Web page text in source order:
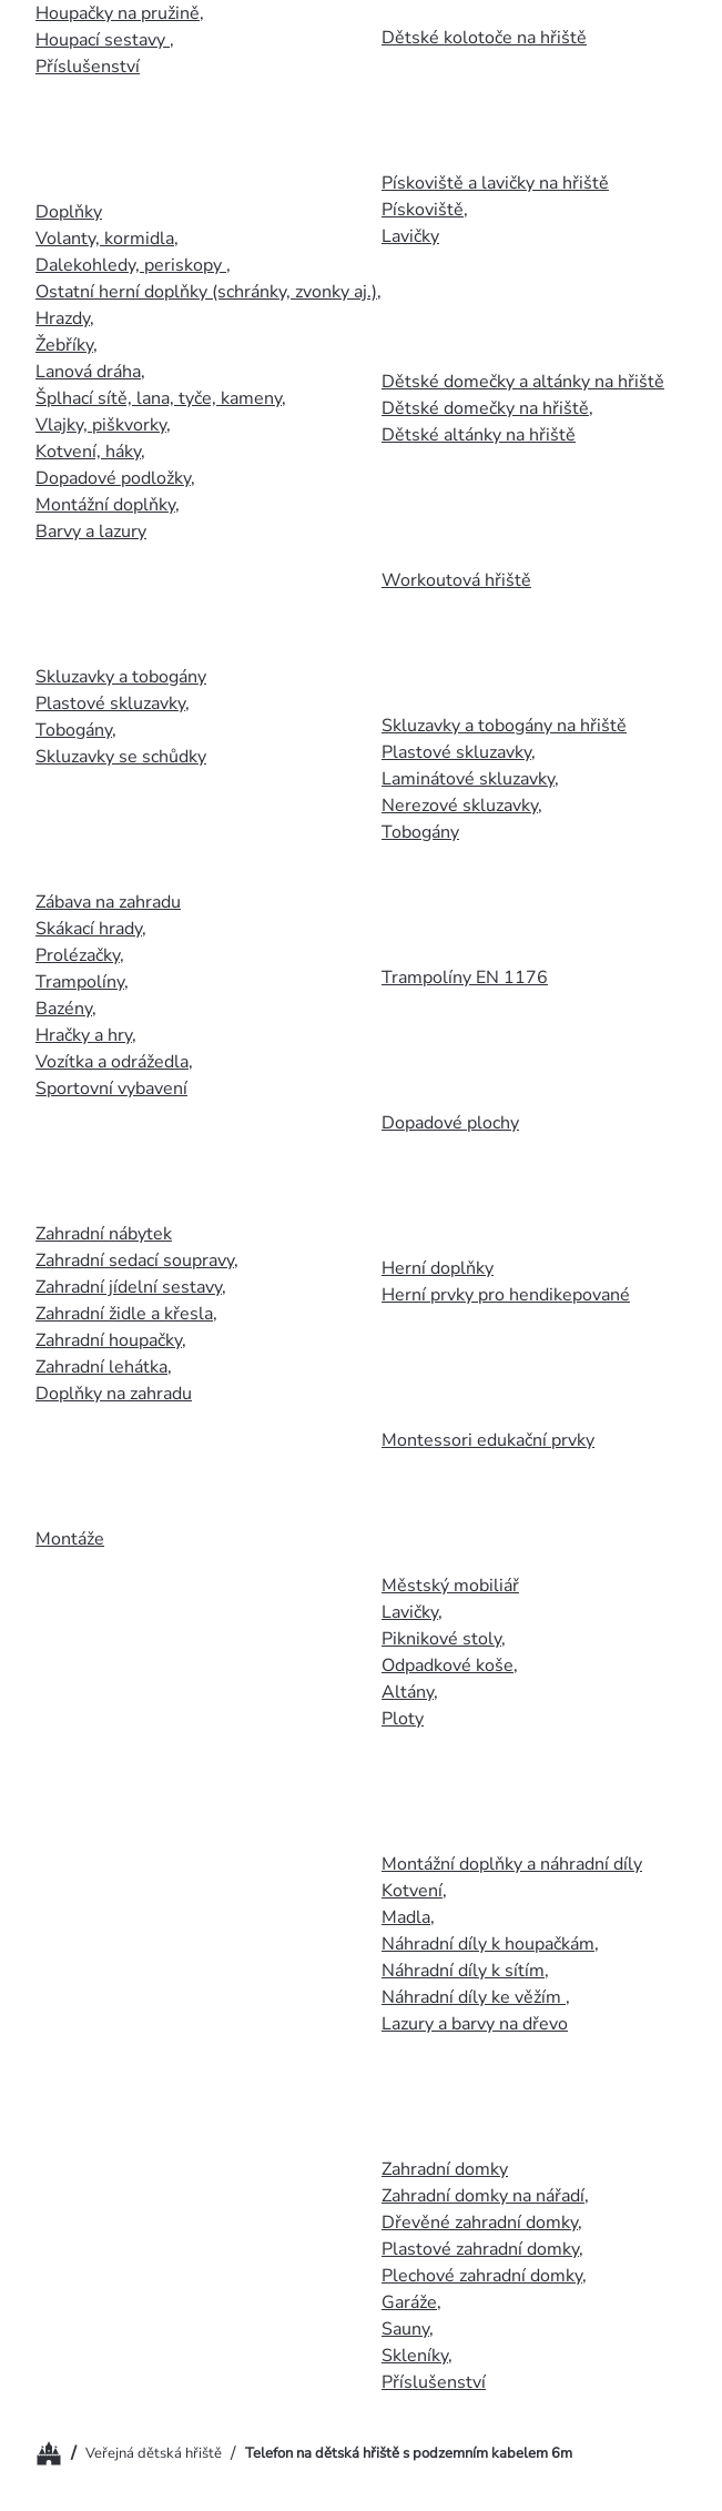
Houpačky na pružině,
Houpací sestavy ,
Příslušenství
Doplňky
Volanty, kormidla,
Dalekohledy, periskopy ,
Ostatní herní doplňky (schránky, zvonky aj.),
Hrazdy,
Žebříky,
Lanová dráha,
Šplhací sítě, lana, tyče, kameny,
Vlajky, piškvorky,
Kotvení, háky,
Dopadové podložky,
Montážní doplňky,
Barvy a lazury
Skluzavky a tobogány
Plastové skluzavky,
Tobogány,
Skluzavky se schůdky
Zábava na zahradu
Skákací hrady,
Prolézačky,
Trampolíny,
Bazény,
Hračky a hry,
Vozítka a odrážedla,
Sportovní vybavení
Zahradní nábytek
Zahradní sedací soupravy,
Zahradní jídelní sestavy,
Zahradní židle a křesla,
Zahradní houpačky,
Zahradní lehátka,
Doplňky na zahradu
Montáže
Dětské kolotoče na hřiště
Pískoviště a lavičky na hřiště
Pískoviště,
Lavičky
Dětské domečky a altánky na hřiště
Dětské domečky na hřiště,
Dětské altánky na hřiště
Workoutová hřiště
Skluzavky a tobogány na hřiště
Plastové skluzavky,
Laminátové skluzavky,
Nerezové skluzavky,
Tobogány
Trampolíny EN 1176
Dopadové plochy
Herní doplňky
Herní prvky pro hendikepované
Montessori edukační prvky
Městský mobiliář
Lavičky,
Piknikové stoly,
Odpadkové koše,
Altány,
Ploty
Montážní doplňky a náhradní díly
Kotvení,
Madla,
Náhradní díly k houpačkám,
Náhradní díly k sítím,
Náhradní díly ke věžím ,
Lazury a barvy na dřevo
Zahradní domky
Zahradní domky na nářadí,
Dřevěné zahradní domky,
Plastové zahradní domky,
Plechové zahradní domky,
Garáže,
Sauny,
Skleníky,
Příslušenství
Domů/ Veřejná dětská hřiště / Telefon na dětská hřiště s podzemním kabelem 6m